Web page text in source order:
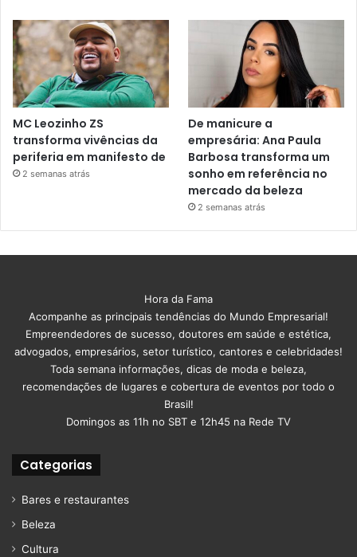
MC Leozinho ZS
transforma vivências da
periferia em manifesto de
2 semanas atrás
De manicure a
empresária: Ana Paula
Barbosa transforma um
sonho em referência no
mercado da beleza
2 semanas atrás
Hora da Fama
Acompanhe as principais tendências do Mundo Empresarial!
Empreendedores de sucesso, doutores em saúde e estética,
advogados, empresários, setor turístico, cantores e celebridades!
Toda semana informações, dicas de moda e beleza,
recomendações de lugares e cobertura de eventos por todo o
Brasil!
Domingos as 11h no SBT e 12h45 na Rede TV
Categorias
Bares e restaurantes
Beleza
Cultura